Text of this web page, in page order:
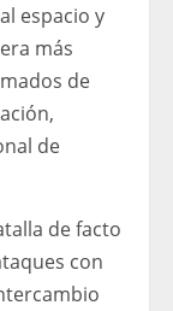
espacio y
más
de
de
de facto
con